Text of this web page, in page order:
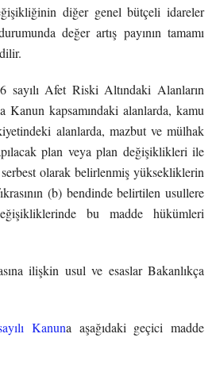
diğer genel bütçeli idareler
değer artış payının tamamı
sayılı Afet Riski Altındaki Alanların
Kanun kapsamındaki alanlarda, kamu
alanlarda, mazbut ve mülhak
plan veya plan değişiklikleri ile
olarak belirlenmiş yüksekliklerin
(b) bendinde belirtilen usullere
bu madde hükümleri
ilişkin usul ve esaslar Bakanlıkça
Kanuna aşağıdaki geçici madde